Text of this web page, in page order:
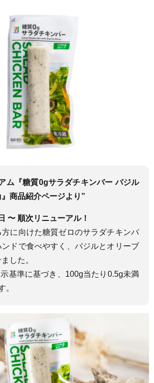
ム『糖質0gサラダチキンバー バジル
商品紹介ページより”
〜 順次リニューアル！
に向けた糖質ゼロのサラダチキンバ
ドで食べやすく、バジルとオリーブ
した。
基準に基づき、100g当たり0.5g未満
。